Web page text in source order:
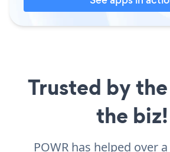
Trusted by
the biz!
POWR has helped over